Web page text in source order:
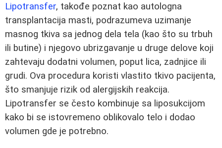
Lipotransfer, takođe poznat kao autologna
transplantacija masti, podrazumeva uzimanje
masnog tkiva sa jednog dela tela (kao što su trbuh
ili butine) i njegovo ubrizgavanje u druge delove koji
zahtevaju dodatni volumen, poput lica, zadnjice ili
grudi. Ova procedura koristi vlastito tkivo pacijenta,
što smanjuje rizik od alergijskih reakcija.
Lipotransfer se često kombinuje sa liposukcijom
kako bi se istovremeno oblikovalo telo i dodao
volumen gde je potrebno.